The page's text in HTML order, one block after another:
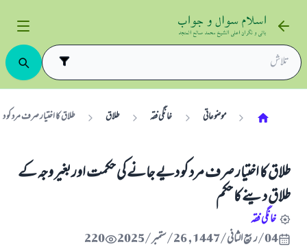
موضوعاتی خانگی فقہ طلاق طلاق کا اختیار صرف مرد
طلاق کا اختیار صرف مرد کو دیے جانے کی حکمت اور بغیر وجہ کے
طلاق دینے کا حکم
خانگی فقہ
04/ربيع الثاني/1447 , 26/ستمبر/2025
220